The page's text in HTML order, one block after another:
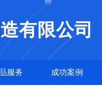
有限公司
服务 成功案例